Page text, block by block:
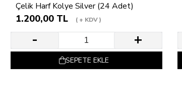
Çelik Harf Kolye Silver (24 Adet)
1.200,00 TL + KDV
SEPETE EKLE